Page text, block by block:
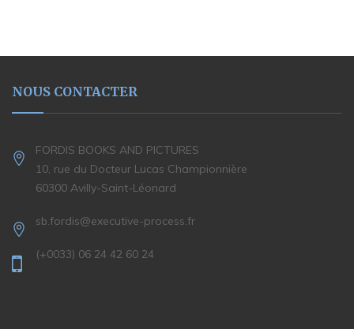
NOUS CONTACTER
FORDIS BOOKS AND PICTURES
10, rue du Docteur Lucas Championnière
60300 Avilly-Saint-Léonard
sb.fordis@executive-process.fr
(+0033) 06 24 42 60 24